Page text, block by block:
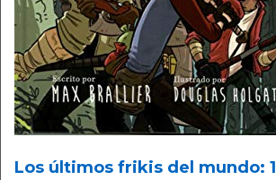
Los últimos frikis del mundo: 1